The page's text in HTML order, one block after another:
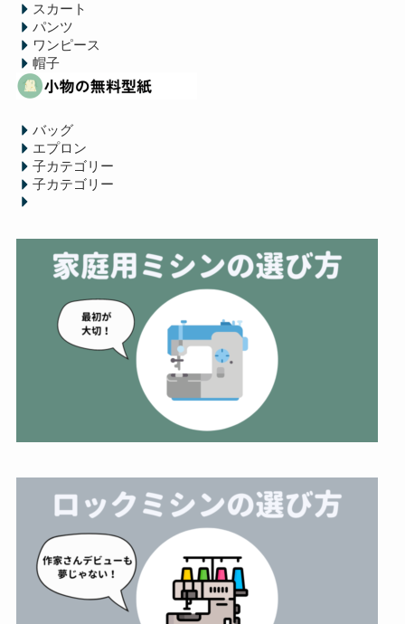
スカート
パンツ
ワンピース
帽子
バッグ
エプロン
子カテゴリー
子カテゴリー